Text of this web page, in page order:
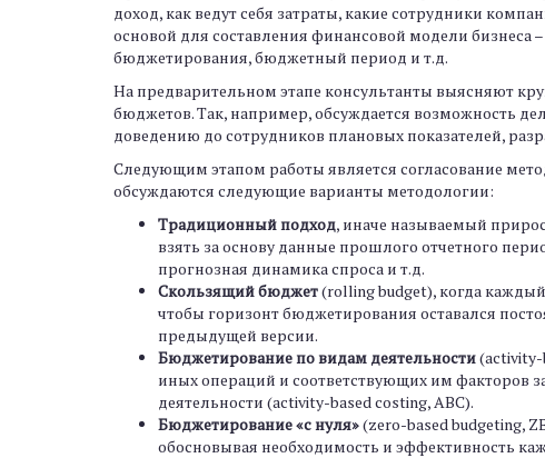
доход, как ведут себя затраты, какие сотрудники
основой для составления финансовой модели
бюджетирования, бюджетный период и т.д.
На предварительном этапе консультанты выясняют
бюджетов. Так, например, обсуждается возможность
доведению до сотрудников плановых показателей,
Следующим этапом работы является согласование
обсуждаются следующие варианты методологии:
Традиционный подход, иначе называемый
взять за основу данные прошлого отчетного
прогнозная динамика спроса и т.д.
Скользящий бюджет(rolling budget), когда
чтобы горизонт бюджетирования оставался
предыдущей версии.
Бюджетирование по видам деятельности(activity-
иных операций и соответствующих им факторов
деятельности (activity-based costing, ABC).
Бюджетирование «с нуля»(zero-based budgeting,
обосновывая необходимость и эффективность